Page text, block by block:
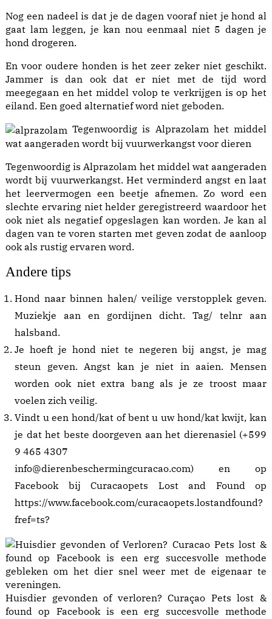
Nog een nadeel is dat je de dagen vooraf niet je hond al
gaat lam leggen, je kan nou eenmaal niet 5 dagen je
hond drogeren.
En voor oudere honden is het zeer zeker niet geschikt.
Jammer is dan ook dat er niet met de tijd word
meegegaan en het middel volop te verkrijgen is op het
eiland. Een goed alternatief word niet geboden.
Tegenwoordig is Alprazolam het middel
wat aangeraden wordt bij vuurwerkangst voor dieren
Tegenwoordig is Alprazolam het middel wat aangeraden
wordt bij vuurwerkangst. Het verminderd angst en laat
het leervermogen een beetje afnemen. Zo word een
slechte ervaring niet helder geregistreerd waardoor het
ook niet als negatief opgeslagen kan worden. Je kan al
dagen van te voren starten met geven zodat de aanloop
ook als rustig ervaren word.
Andere tips
Hond naar binnen halen/ veilige verstopplek geven.
Muziekje aan en gordijnen dicht. Tag/ telnr aan
halsband.
Je hoeft je hond niet te negeren bij angst, je mag
steun geven. Angst kan je niet in aaien. Mensen
worden ook niet extra bang als je ze troost maar
voelen zich veilig.
Vindt u een hond/kat of bent u uw hond/kat kwijt, kan
je dat het beste doorgeven aan het dierenasiel (+599
9 465 4307
info@dierenbeschermingcuracao.com) en op
Facebook bij Curacaopets Lost and Found op
https://www.facebook.com/curacaopets.lostandfound?
fref=ts?
Huisdier gevonden of verloren? Curaçao Pets lost &
found op Facebook is een erg succesvolle methode